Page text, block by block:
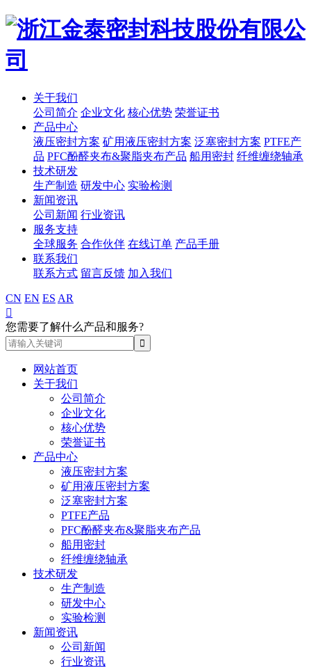
关于我们
公司简介 企业文化 核心优势 荣誉证书
产品中心
液压密封方案 矿用液压密封方案 泛塞密封方案 PTFE产
品 PFC酚醛夹布&聚脂夹布产品 船用密封 纤维缠绕轴承
技术研发
生产制造 研发中心 实验检测
新闻资讯
公司新闻 行业资讯
服务支持
全球服务 合作伙伴 在线订单 产品手册
联系我们
联系方式 留言反馈 加入我们
CN EN ES AR

您需要了解什么产品和服务?
网站首页
关于我们
公司简介
企业文化
核心优势
荣誉证书
产品中心
液压密封方案
矿用液压密封方案
泛塞密封方案
PTFE产品
PFC酚醛夹布&聚脂夹布产品
船用密封
纤维缠绕轴承
技术研发
生产制造
研发中心
实验检测
新闻资讯
公司新闻
行业资讯